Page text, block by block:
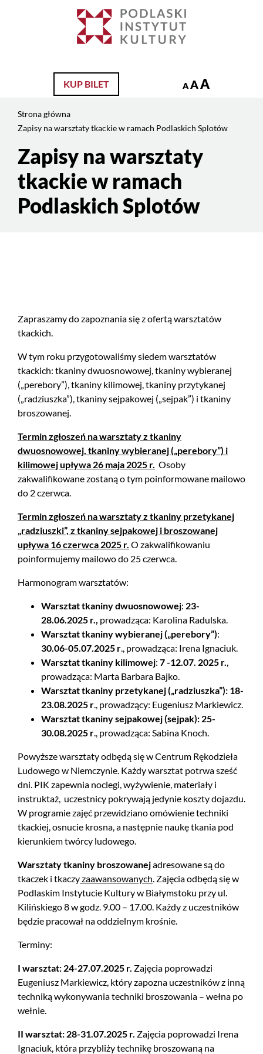
ramach
Podlaskich
Splotów
KUP BILET A AA
Strona główna
Zapisy na warsztaty tkackie w ramach Podlaskich Splotów
Treść
stronyZapisy na warsztaty
tkackie w ramach
Podlaskich Splotów
Zapraszamy do zapoznania się z ofertą warsztatów
tkackich.
W tym roku przygotowaliśmy siedem warsztatów
tkackich: tkaniny dwuosnowowej, tkaniny wybieranej
(„perebory”), tkaniny kilimowej, tkaniny przytykanej
(„radziuszka”), tkaniny sejpakowej („sejpak”) i tkaniny
broszowanej.
Termin zgłoszeń na warsztaty z tkaniny
dwuosnowowej, tkaniny wybieranej („perebory”) i
kilimowej upływa 26 maja 2025 r. Osoby
zakwalifikowane zostaną o tym poinformowane mailowo
do 2 czerwca.
Termin zgłoszeń na warsztaty z tkaniny przetykanej
„radziuszki”, z tkaniny sejpakowej i broszowanej
upływa 16 czerwca 2025 r. O zakwalifikowaniu
poinformujemy mailowo do 25 czerwca.
Harmonogram warsztatów:
Warsztat tkaniny dwuosnowowej: 23-
28.06.2025 r., prowadząca: Karolina Radulska.
Warsztat tkaniny wybieranej („perebory”):
30.06-05.07.2025 r., prowadząca: Irena Ignaciuk.
Warsztat tkaniny kilimowej: 7 -12.07. 2025 r.,
prowadząca: Marta Barbara Bajko.
Warsztat tkaniny przetykanej („radziuszka”): 18-
23.08.2025 r., prowadzący: Eugeniusz Markiewicz.
Warsztat tkaniny sejpakowej(sejpak): 25-
30.08.2025 r., prowadząca: Sabina Knoch.
Powyższe warsztaty odbędą się w Centrum Rękodzieła
Ludowego w Niemczynie. Każdy warsztat potrwa sześć
dni. PIK zapewnia noclegi, wyżywienie, materiały i
instruktaż, uczestnicy pokrywają jedynie koszty dojazdu.
W programie zajęć przewidziano omówienie techniki
tkackiej, osnucie krosna, a następnie naukę tkania pod
kierunkiem twórcy ludowego.
Warsztaty tkaniny broszowanejadresowane są do
tkaczek i tkaczyzaawansowanych. Zajęcia odbędą się w
Podlaskim Instytucie Kultury w Białymstoku przy ul.
Kilińskiego 8 w godz. 9.00 – 17.00. Każdy z uczestników
będzie pracował na oddzielnym krośnie.
Terminy:
I warsztat: 24-27.07.2025 r. Zajęcia poprowadzi
Eugeniusz Markiewicz, który zapozna uczestników z inną
techniką wykonywania techniki broszowania – wełna po
wełnie.
II warsztat: 28-31.07.2025 r. Zajęcia poprowadzi Irena
Ignaciuk, która przybliży technikę broszowaną na